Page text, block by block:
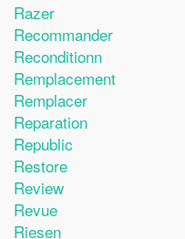
Razer
Recommander
Reconditionn
Remplacement
Remplacer
Reparation
Republic
Restore
Review
Revue
Riesen